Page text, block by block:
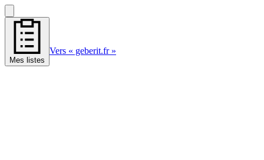
Mes listes
Vers « geberit.fr »